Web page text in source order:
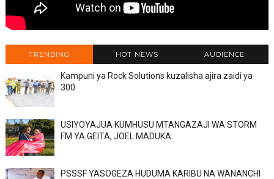
TRENDING HOT NEWS AUDIENCE
Kampuni ya Rock Solutions kuzalisha ajira zaidi ya
300
USIYOYAJUA KUMHUSU MTANGAZAJI WA STORM
FM YA GEITA, JOEL MADUKA.
PSSSF YASOGEZA HUDUMA KARIBU NA WANANCHI